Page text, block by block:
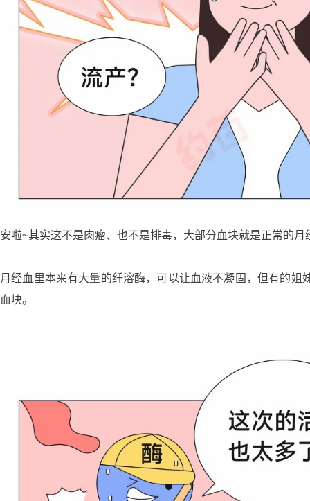
安啦~其实这不是肉瘤、也不是排毒，大部分血块就是正常的月
月经血里本来有大量的纤溶酶，可以让血液不凝固，但有的姐
血块。